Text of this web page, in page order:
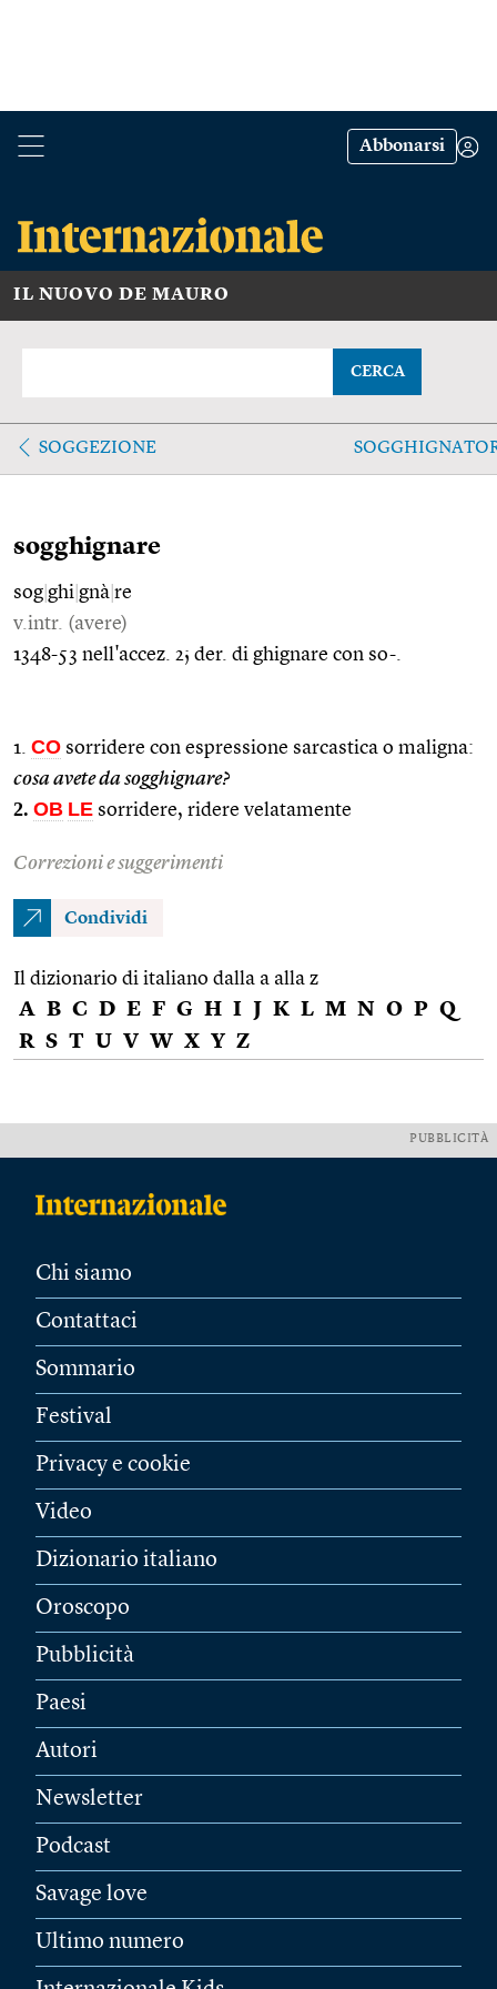
Abbonarsi
IL NUOVO DE MAURO
CERCA
SOGGEZIONE
sogghignare
sog ghi gnà re
v.intr. (avere)
1348-53 nell'accez. 2; der. di ghignare con so-.
1. CO sorridere con espressione sarcastica o maligna:
cosa avete da sogghignare?
2. OB LE sorridere, ridere velatamente
Correzioni e suggerimenti
Condividi
Il dizionario di italiano dalla a alla z
A B C D E F G H I J K L M N O P Q
R S T U V W X Y Z
PUBBLICITÀ
Chi siamo
Contattaci
Sommario
Festival
Privacy e cookie
Video
Dizionario italiano
Oroscopo
Pubblicità
Paesi
Autori
Newsletter
Podcast
Savage love
Ultimo numero